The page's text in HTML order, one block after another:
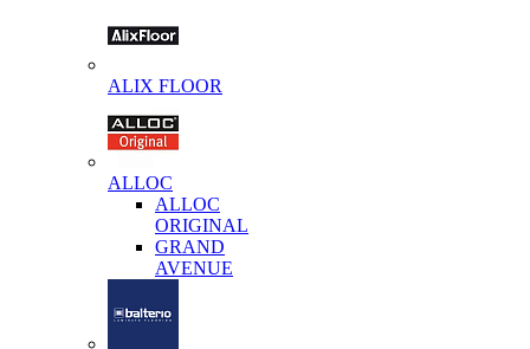
ALIX FLOOR
ALLOC
ALLOC
ORIGINAL
GRAND
AVENUE